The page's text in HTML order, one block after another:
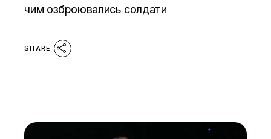
чим озброювались солдати
SHARE